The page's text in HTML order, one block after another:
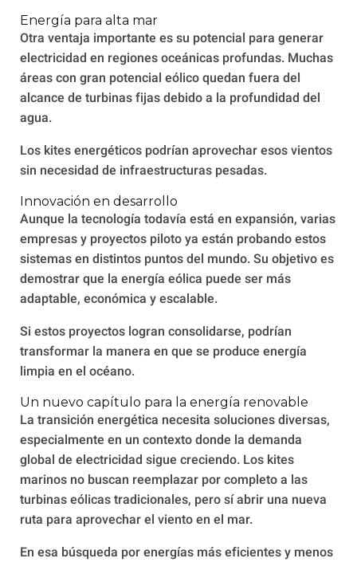
Energía para alta mar
Otra ventaja importante es su potencial para generar
electricidad en regiones oceánicas profundas. Muchas
áreas con gran potencial eólico quedan fuera del
alcance de turbinas fijas debido a la profundidad del
agua.
Los kites energéticos podrían aprovechar esos vientos
sin necesidad de infraestructuras pesadas.
Innovación en desarrollo
Aunque la tecnología todavía está en expansión, varias
empresas y proyectos piloto ya están probando estos
sistemas en distintos puntos del mundo. Su objetivo es
demostrar que la energía eólica puede ser más
adaptable, económica y escalable.
Si estos proyectos logran consolidarse, podrían
transformar la manera en que se produce energía
limpia en el océano.
Un nuevo capítulo para la energía renovable
La transición energética necesita soluciones diversas,
especialmente en un contexto donde la demanda
global de electricidad sigue creciendo. Los kites
marinos no buscan reemplazar por completo a las
turbinas eólicas tradicionales, pero sí abrir una nueva
ruta para aprovechar el viento en el mar.
En esa búsqueda por energías más eficientes y menos